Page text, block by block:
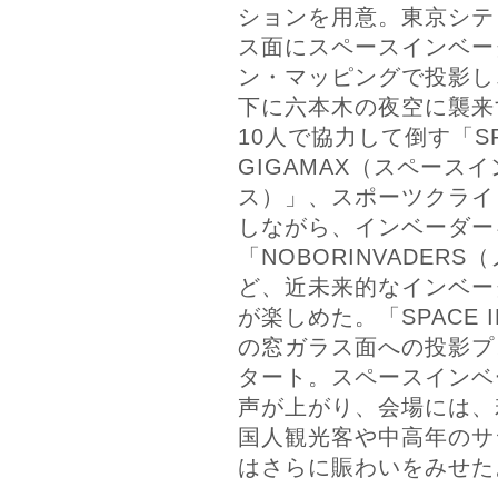
ションを用意。東京シ
ス面にスペースインベ
ン・マッピングで投影
下に六本木の夜空に襲
10人で協力して倒す「
GIGAMAX（スペース
ス）」、スポーツクラ
しながら、インベーダ
「NOBORINVADERS
ど、近未来的なインベ
が楽しめた。「SPACE
の窓ガラス面への投影
タート。スペースイン
声が上がり、会場には
国人観光客や中高年の
はさらに賑わいをみせ